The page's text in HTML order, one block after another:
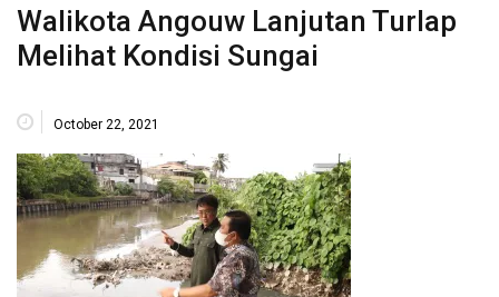
Walikota Angouw Lanjutan Turlap
Melihat Kondisi Sungai
October 22, 2021